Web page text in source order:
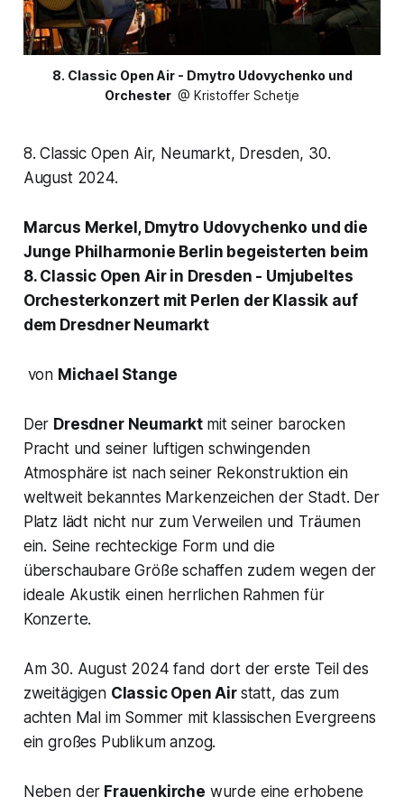
8. Classic Open Air - Dmytro Udovychenko und
Orchester @ Kristoffer Schetje
8. Classic Open Air, Neumarkt, Dresden, 30.
August 2024.
Marcus Merkel, Dmytro Udovychenko und die
Junge Philharmonie Berlin begeisterten beim
8. Classic Open Air in Dresden - Umjubeltes
Orchesterkonzert mit Perlen der Klassik auf
dem Dresdner Neumarkt
von Michael Stange
Der Dresdner Neumarkt mit seiner barocken
Pracht und seiner luftigen schwingenden
Atmosphäre ist nach seiner Rekonstruktion ein
weltweit bekanntes Markenzeichen der Stadt. Der
Platz lädt nicht nur zum Verweilen und Träumen
ein. Seine rechteckige Form und die
überschaubare Größe schaffen zudem wegen der
ideale Akustik einen herrlichen Rahmen für
Konzerte.
Am 30. August 2024 fand dort der erste Teil des
zweitägigen Classic Open Air statt, das zum
achten Mal im Sommer mit klassischen Evergreens
ein großes Publikum anzog.
Neben der Frauenkirche wurde eine erhobene